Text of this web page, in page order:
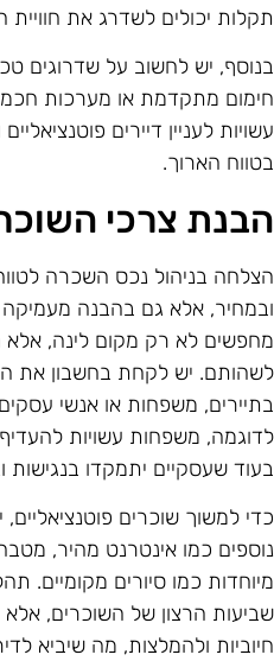
יכולים לשדרג את חוויית
יש לחשוב על שדרוגים
מתקדמת או מערכות
לעניין דיירים
הארוך.
צרכי
בניהול נכס השכרה
אלא גם בהבנה מעמיקה
לא רק מקום לינה, אלא
יש לקחת בחשבון את
משפחות או אנשי
משפחות עשויות
שעסקיים יתמקדו בנגישות
למשוך שוכרים
כמו אינטרנט מהיר,
כמו סיורים מקומיים.
הרצון של השוכרים, אלא
ולהמלצות, מה שיביא